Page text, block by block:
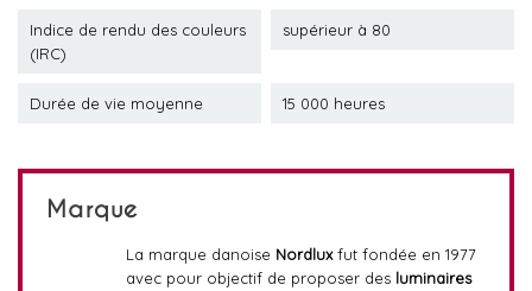
Indice de rendu des couleurs
(IRC)
supérieur à 80
Durée de vie moyenne 15 000 heures
Marque
La marque danoise Nordluxfut fondée en 1977
avec pour objectif de proposer des luminaires